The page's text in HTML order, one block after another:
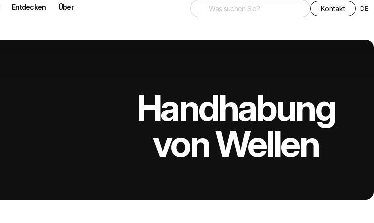
Entdecken Über Kontakt DE
Handhabung
von Wellen